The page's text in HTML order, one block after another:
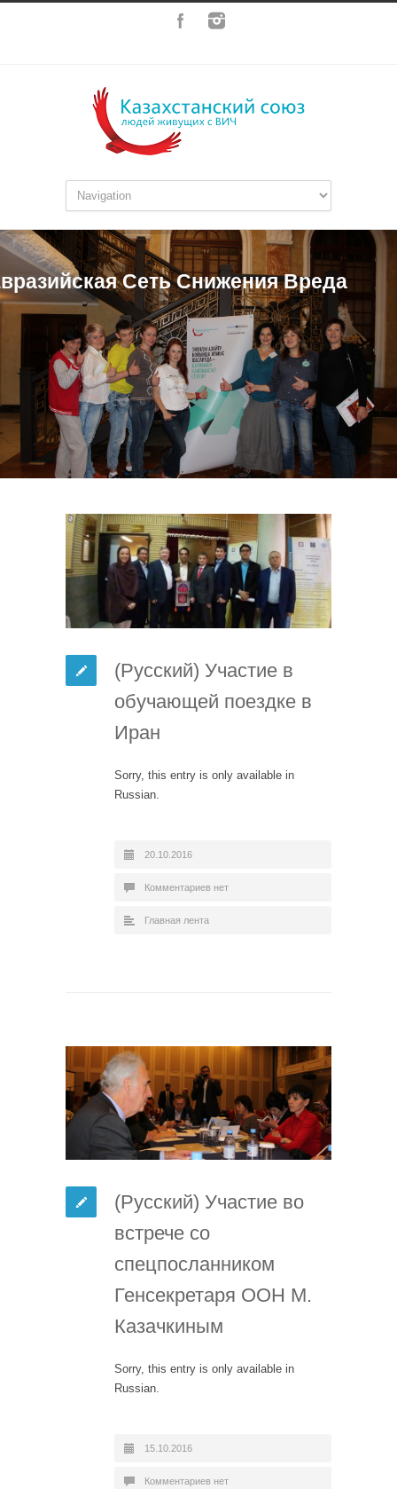
Сеть Снижения Вреда
(Русский) Участие в
обучающей поездке в
Иран
Sorry, this entry is only available in
Russian.
20.10.2016
Комментариев нет
Главная лента
(Русский) Участие во
встрече со
спецпосланником
Генсекретаря ООН М.
Казачкиным
Sorry, this entry is only available in
Russian.
15.10.2016
Комментариев нет